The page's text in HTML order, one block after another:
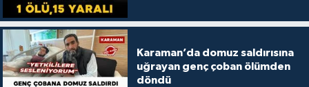
Karaman’da domuz saldırısına
uğrayan genç çoban ölümden
döndü